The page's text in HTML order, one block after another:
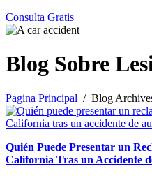
Consulta Gratis
Blog Sobre
Pagina Principal / Blog
Quién Puede Presentar un
California Tras un Accidente